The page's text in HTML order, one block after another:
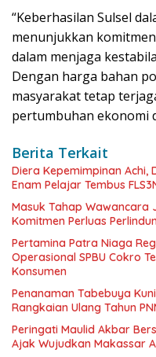
“Keberhasilan Sulsel
menunjukkan
dalam menjaga
Dengan harga bahan
masyarakat tetap
pertumbuhan ekonomi
Berita Terkait
Diera Kepemimpinan Achi,
Enam Pelajar Tembus
Masuk Tahap Wawancara
Komitmen Perluas
Pertamina Patra Niaga
Operasional SPBU Cokro
Konsumen
Penanaman Tabebuya
Rangkaian Ulang Tahun
Peringati Maulid Akbar
Ajak Wujudkan Makassar